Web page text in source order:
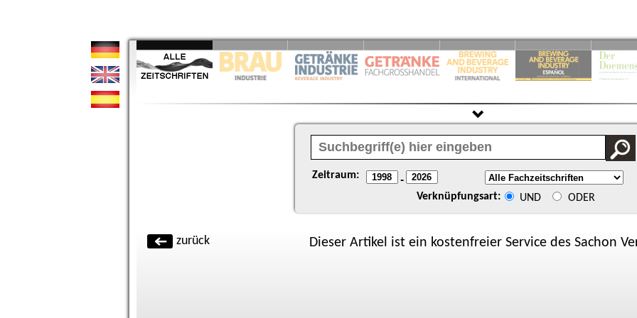
Zeitraum: -
Verknüpfungsart: UND ODER
zurück Dieser Artikel ist ein kostenfreier Service des Sachon